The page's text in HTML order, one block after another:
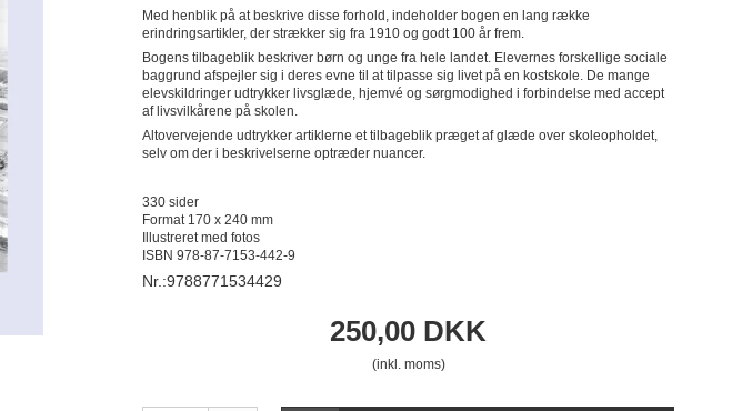
Med henblik på at beskrive disse forhold, indeholder bogen en lang række
erindringsartikler, der strækker sig fra 1910 og godt 100 år frem.
Bogens tilbageblik beskriver børn og unge fra hele landet. Elevernes forskellige sociale
baggrund afspejler sig i deres evne til at tilpasse sig livet på en kostskole. De mange
elevskildringer udtrykker livsglæde, hjemvé og sørgmodighed i forbindelse med accept
af livsvilkårene på skolen.
Altovervejende udtrykker artiklerne et tilbageblik præget af glæde over skoleopholdet,
selv om der i beskrivelserne optræder nuancer.
330 sider
Format 170 x 240 mm
Illustreret med fotos
ISBN 978-87-7153-442-9
Nr.:9788771534429
250,00 DKK
(inkl. moms)